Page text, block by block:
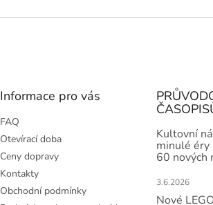
Informace pro vás
FAQ
Otevírací doba
Ceny dopravy
Kontakty
Obchodní podmínky
Kultovní
minulé éry
60 nových
3.6.2026
Nové